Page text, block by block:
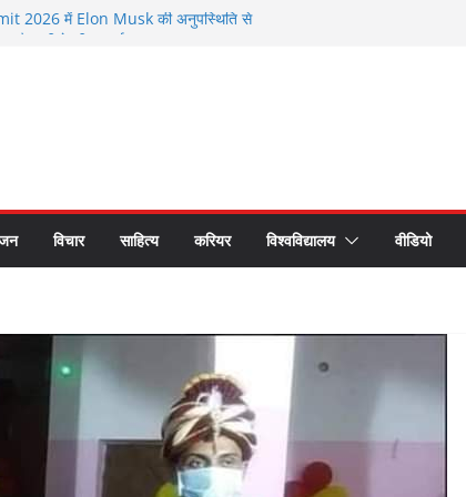
2026 में Elon Musk की अनुपस्थिति से
लोक अदालत के प्रचार प्रसार के लिए रथ रवाना
डॉ. राजकुमार चौधरी ने किया सम्मान
विचार साहित्य करियर विश्वविद्यालय वीडियो